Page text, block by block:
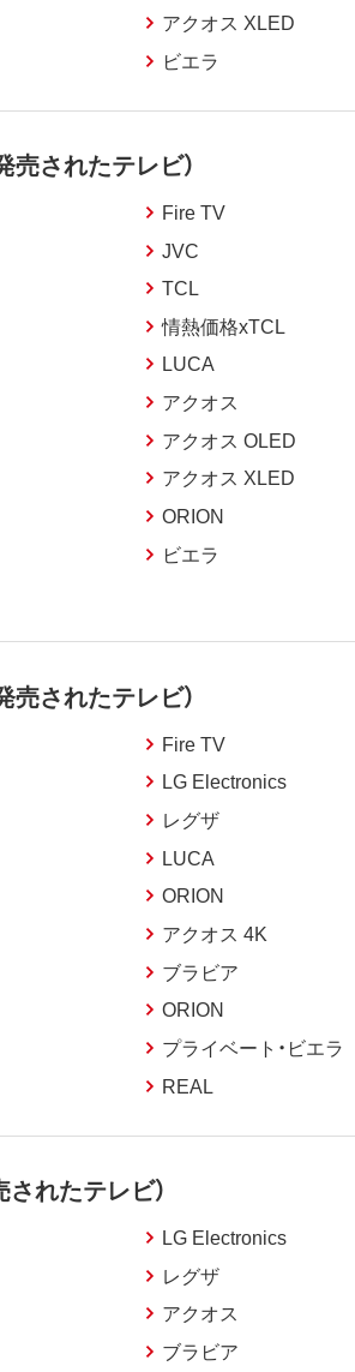
アクオス XLED
ビエラ
されたテレビ）
Fire TV
JVC
TCL
情熱価格xTCL
LUCA
アクオス
アクオス OLED
アクオス XLED
ORION
ビエラ
されたテレビ）
Fire TV
LG Electronics
レグザ
LUCA
ORION
アクオス 4K
ブラビア
ORION
プライベート・ビエラ
REAL
れたテレビ）
LG Electronics
レグザ
アクオス
ブラビア